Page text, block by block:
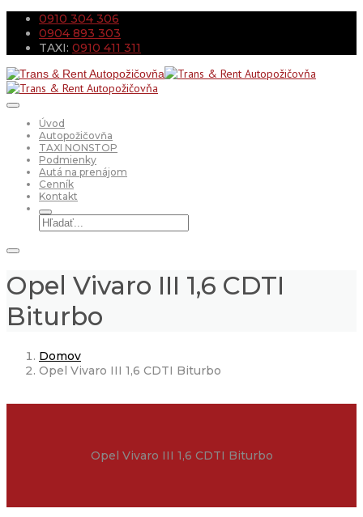
0910 304 306
0904 893 303
TAXI: 0910 411 311
Úvod
Autopožičovňa
TAXI NONSTOP
Podmienky
Autá na prenájom
Cenník
Kontakt
Opel Vivaro III 1,6 CDTI
Biturbo
Domov
Opel Vivaro III 1,6 CDTI Biturbo
Opel Vivaro III 1,6 CDTI Biturbo